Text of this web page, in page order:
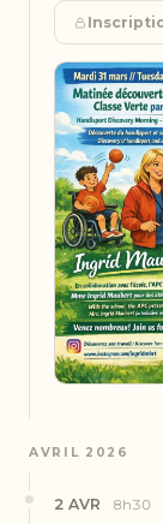
AVRIL 2026
2 AVR 8h30